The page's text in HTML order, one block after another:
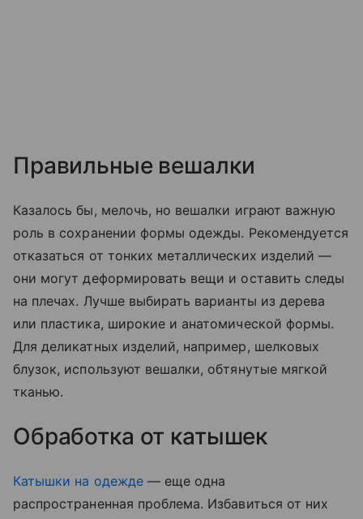
Правильные вешалки
Казалось бы, мелочь, но вешалки играют важную
роль в сохранении формы одежды. Рекомендуется
отказаться от тонких металлических изделий —
они могут деформировать вещи и оставить следы
на плечах. Лучше выбирать варианты из дерева
или пластика, широкие и анатомической формы.
Для деликатных изделий, например, шелковых
блузок, используют вешалки, обтянутые мягкой
тканью.
Обработка от катышек
Катышки на одежде— еще одна
распространенная проблема. Избавиться от них